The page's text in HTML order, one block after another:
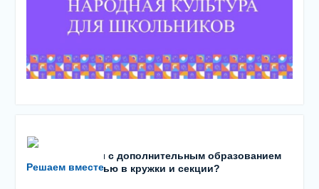
Решаем вместе
Есть проблемы с дополнительным образованием
детей? С записью в кружки и секции?